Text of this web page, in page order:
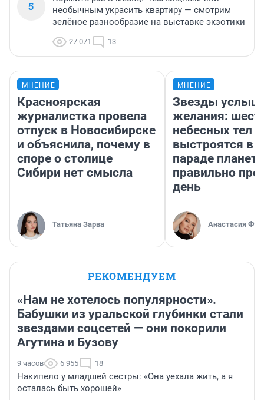
5
необычным украсить квартиру — смотрим
зелёное разнообразие на выставке экзотики
27 071 13
МНЕНИЕ
Красноярская
журналистка провела
отпуск в Новосибирске
и объяснила, почему в
споре о столице
Сибири нет смысла
Татьяна Зарва
МНЕНИЕ
Звезды
желания:
небесных тел
выстроятся в
параде планет
правильно
день
Анастасия
РЕКОМЕНДУЕМ
«Нам не хотелось популярности».
Бабушки из уральской глубинки стали
звездами соцсетей — они покорили
Агутина и Бузову
9 часов 6 955 18
Накипело у младшей сестры: «Она уехала жить, а я
осталась быть хорошей»